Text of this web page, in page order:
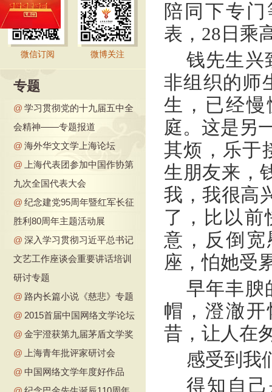
微信订阅 微博关注
专题
@ 学习贯彻党的十九届五中全
会精神——专题报道
@ 海外华文文学上海论坛
@
上海代表团参加中国作协第
九次全国代表大会
@ 纪念建党95周年暨红军长征
胜利80周年主题活动展
@ 深入学习贯彻习近平总书记
文艺工作座谈会重要讲话培训
研讨专题
@ 路内长篇小说《慈悲》专题
@ 2015首届中国网络文学论坛
@ 金宇澄获第九届茅盾文学奖
@
上海青年批评家研讨会
@ 中国网络文学年度好作品
陪同下专
表，28日乘
钱先生兴
非组织的师
生，已经
庭。这是另
其烦，乐于
生朋友来，
我，我很高
了，比以前
意，反倒
座，怕她受
早年丰腴
帽，澄澈
昔，让人在
感受到我
得知自